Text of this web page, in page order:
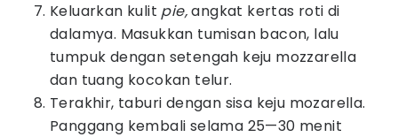
Keluarkan kulit pie,angkat kertas roti di
dalamya. Masukkan tumisan bacon, lalu
tumpuk dengan setengah keju mozzarella
dan tuang kocokan telur.
Terakhir, taburi dengan sisa keju mozarella.
Panggang kembali selama 25—30 menit